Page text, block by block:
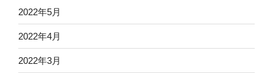
2022年5月
2022年4月
2022年3月